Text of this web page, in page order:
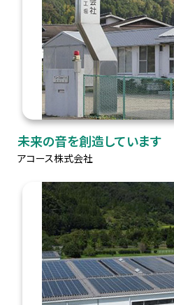
未来の音を創造しています
アコース株式会社